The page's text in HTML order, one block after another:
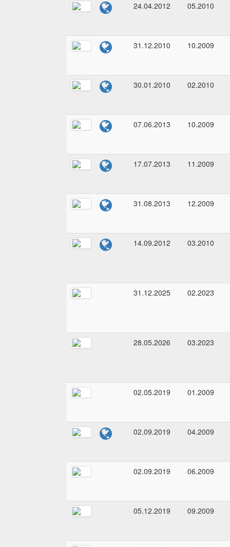
24.04.2012 05.2010
31.12.2010 10.2009
30.01.2010 02.2010
07.06.2013 10.2009
17.07.2013 11.2009
31.08.2013 12.2009
14.09.2012 03.2010
31.12.2025 02.2023
28.05.2026 03.2023
02.05.2019 01.2009
02.09.2019 04.2009
02.09.2019 06.2009
05.12.2019 09.2009